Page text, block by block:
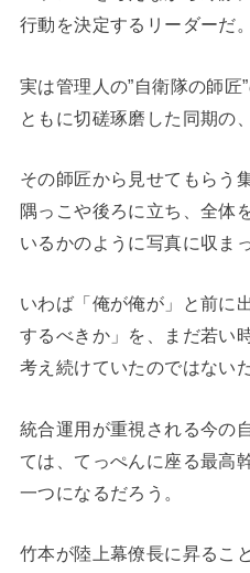
行動を決定するリーダーだ。
実は管理人の”自衛隊の師匠
ともに切磋琢磨した同期の
その師匠から見せてもらう
隅っこや後ろに立ち、全体
いるかのように写真に収ま
いわば「俺が俺が」と前に
するべきか」を、まだ若い
考え続けていたのではない
統合運用が重視される今の
ては、てっぺんに座る最高
一つになるだろう。
竹本が陸上幕僚長に昇るこ